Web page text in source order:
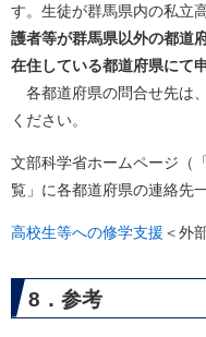
す。生徒が群馬県内の私立
護者等が群馬県以外の都道
在住している都道府県にて
各都道府県の問合せ先は
ください。
文部科学省ホームページ（
覧」に各都道府県の連絡先
高校生等への修学支援 ＜外
8．参考